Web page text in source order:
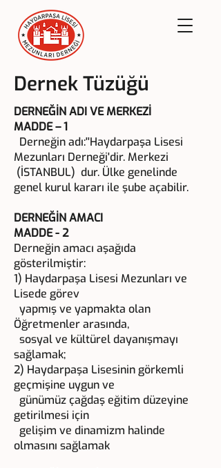
Dernek Tüzüğü
DERNEĞİN ADI VE MERKEZİ
MADDE – 1
Derneğin adı:''Haydarpaşa Lisesi
Mezunları Derneği'dir. Merkezi
(İSTANBUL) dur. Ülke genelinde
genel kurul kararı ile şube açabilir.
DERNEĞİN AMACI
MADDE - 2
Derneğin amacı aşağıda
gösterilmiştir:
1) Haydarpaşa Lisesi Mezunları ve
Lisede görev
yapmış ve yapmakta olan
Öğretmenler arasında,
sosyal ve kültürel dayanışmayı
sağlamak;
2) Haydarpaşa Lisesinin görkemli
geçmişine uygun ve
günümüz çağdaş eğitim düzeyine
getirilmesi için
gelişim ve dinamizm halinde
olmasını sağlamak